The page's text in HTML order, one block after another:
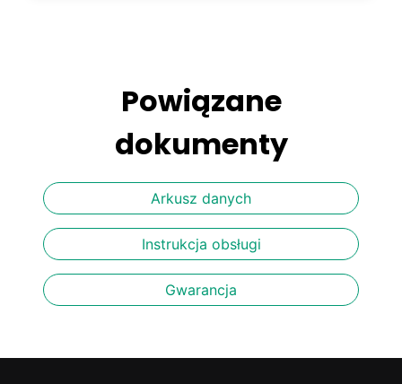
Powiązane
dokumenty
Arkusz danych
Instrukcja obsługi
Gwarancja